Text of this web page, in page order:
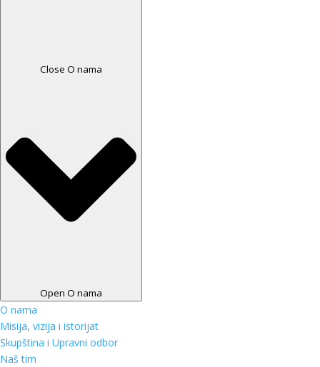
Close O nama
Open O nama
O nama
Misija, vizija i istorijat
Skupština i Upravni odbor
Naš tim